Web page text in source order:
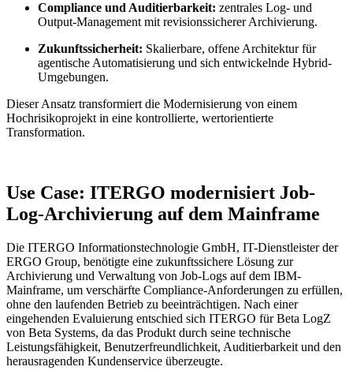
Compliance und Auditierbarkeit: zentrales Log- und
Output-Management mit revisionssicherer Archivierung.
Zukunftssicherheit: Skalierbare, offene Architektur für
agentische Automatisierung und sich entwickelnde Hybrid-
Umgebungen.
Dieser Ansatz transformiert die Modernisierung von einem
Hochrisikoprojekt in eine kontrollierte, wertorientierte
Transformation.
Use Case: ITERGO modernisiert Job-
Log-Archivierung auf dem Mainframe
Die ITERGO Informationstechnologie GmbH, IT-Dienstleister der
ERGO Group, benötigte eine zukunftssichere Lösung zur
Archivierung und Verwaltung von Job-Logs auf dem IBM-
Mainframe, um verschärfte Compliance-Anforderungen zu erfüllen,
ohne den laufenden Betrieb zu beeinträchtigen. Nach einer
eingehenden Evaluierung entschied sich ITERGO für Beta LogZ
von Beta Systems, da das Produkt durch seine technische
Leistungsfähigkeit, Benutzerfreundlichkeit, Auditierbarkeit und den
herausragenden Kundenservice überzeugte.